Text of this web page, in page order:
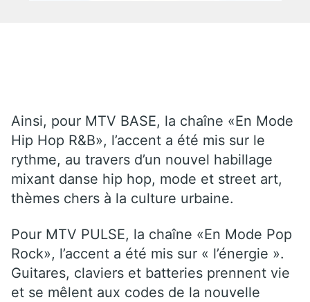
Ainsi, pour MTV BASE, la chaîne «En Mode
Hip Hop R&B», l’accent a été mis sur le
rythme, au travers d’un nouvel habillage
mixant danse hip hop, mode et street art,
thèmes chers à la culture urbaine.
Pour MTV PULSE, la chaîne «En Mode Pop
Rock», l’accent a été mis sur « l’énergie ».
Guitares, claviers et batteries prennent vie
et se mêlent aux codes de la nouvelle